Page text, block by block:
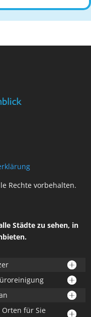
Rechte vorbehalten.
Städte zu sehen, in
für Sie